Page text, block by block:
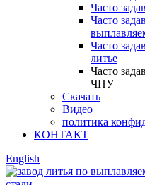
Часто
Часто
Часто
литье
Часто
ЧПУ
Скачать
Видео
политика
КОНТАКТ
English